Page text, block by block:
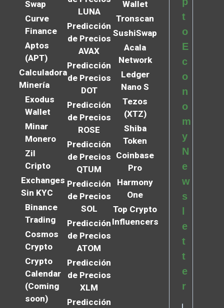
Swap
Curve
Finance
Aptos
(APT)
Calculadora
Minería
Exodus
Wallet
Minar
Monero
Zil
Cripto
Exchanges
Sin KYC
Binance
Trading
Cosmos
Crypto
Crypto
Calendar
(Coming
soon)
LUNA
Predicción
de Precios
AVAX
Predicción
de Precios
DOT
Predicción
de Precios
ROSE
Predicción
de Precios
QTUM
Predicción
de Precios
SOL
Predicción
de Precios
ATOM
Predicción
de Precios
XLM
Predicción
Wallet
Tronscan
SushiSwap
Acala
Network
Ledger
Nano S
Tezos
(XTZ)
Shiba
Token
Coinbase
Pro
Harmony
One
Top Crypto
Influencers
t
o
E
c
o
n
o
m
y
N
e
w
s
e
t
t
e
r